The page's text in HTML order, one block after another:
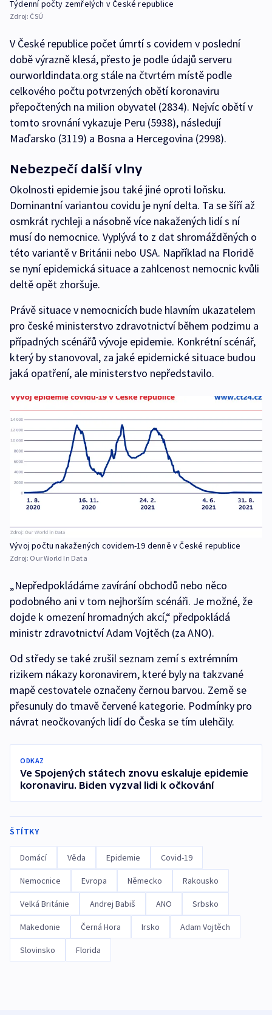
Týdenní počty zemřelých v České republice
Zdroj: ČSÚ
V České republice počet úmrtí s covidem v poslední
době výrazně klesá, přesto je podle údajů serveru
ourworldindata.org stále na čtvrtém místě podle
celkového počtu potvrzených obětí koronaviru
přepočtených na milion obyvatel (2834). Nejvíc obětí v
tomto srovnání vykazuje Peru (5938), následují
Maďarsko (3119) a Bosna a Hercegovina (2998).
Nebezpečí další vlny
Okolnosti epidemie jsou také jiné oproti loňsku.
Dominantní variantou covidu je nyní delta. Ta se šíří až
osmkrát rychleji a násobně více nakažených lidí s ní
musí do nemocnice. Vyplývá to z dat shromážděných o
této variantě v Británii nebo USA. Například na Floridě
se nyní epidemická situace a zahlcenost nemocnic kvůli
deltě opět zhoršuje.
Právě situace v nemocnicích bude hlavním ukazatelem
pro české ministerstvo zdravotnictví během podzimu a
případných scénářů vývoje epidemie. Konkrétní scénář,
který by stanovoval, za jaké epidemické situace budou
jaká opatření, ale ministerstvo nepředstavilo.
Vývoj počtu nakažených covidem-19 denně v České republice
Zdroj: Our World In Data
„Nepředpokládáme zavírání obchodů nebo něco
podobného ani v tom nejhorším scénáři. Je možné, že
dojde k omezení hromadných akcí,“ předpokládá
ministr zdravotnictví Adam Vojtěch (za ANO).
Od středy se také zrušil seznam zemí s extrémním
rizikem nákazy koronavirem, které byly na takzvané
mapě cestovatele označeny černou barvou. Země se
přesunuly do tmavě červené kategorie. Podmínky pro
návrat neočkovaných lidí do Česka se tím ulehčily.
ODKAZ
Ve Spojených státech znovu eskaluje epidemie
koronaviru. Biden vyzval lidi k očkování
ŠTÍTKY
Domácí Věda Epidemie Covid-19
Nemocnice Evropa Německo Rakousko
Velká Británie Andrej Babiš ANO Srbsko
Makedonie Černá Hora Irsko Adam Vojtěch
Slovinsko Florida